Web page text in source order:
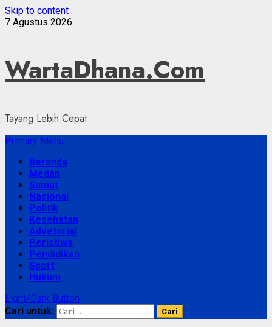
Skip to content
7 Agustus 2026
WartaDhana.Com
Tayang Lebih Cepat
Primary Menu
Beranda
Medan
Sumut
Nasional
Politik
Kesehatan
Advetorial
Peristiwa
Pendidikan
Sport
Hukum
Light/Dark Button
Cari untuk: